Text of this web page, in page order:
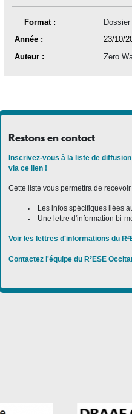
Format :
Année :
23/10/
Auteur :
Zero
Restons en contact
Inscrivez-vous à la liste de diffusion
via ce lien !
Cette liste vous permettra de recevoir
Les infos spécifiques liées
Une lettre d'information bi-
Voir les lettres d'informations du
Contactez l'équipe du R²ESE